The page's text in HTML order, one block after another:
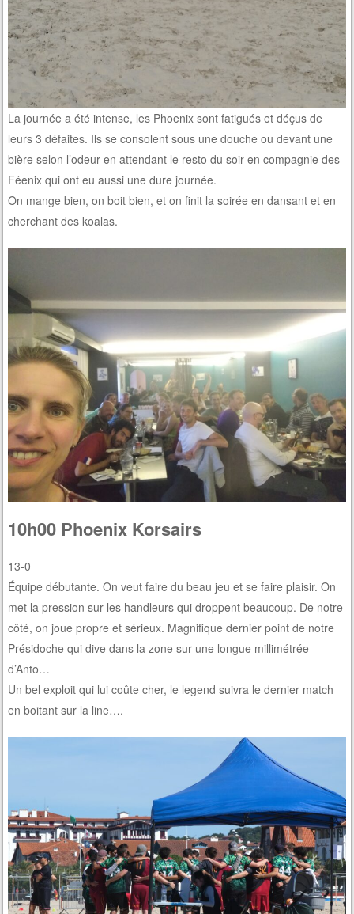
La journée a été intense, les Phoenix sont fatigués et déçus de
leurs 3 défaites. Ils se consolent sous une douche ou devant une
bière selon l’odeur en attendant le resto du soir en compagnie des
Féenix qui ont eu aussi une dure journée.
On mange bien, on boit bien, et on finit la soirée en dansant et en
cherchant des koalas.
10h00 Phoenix Korsairs
13-0
Équipe débutante. On veut faire du beau jeu et se faire plaisir. On
met la pression sur les handleurs qui droppent beaucoup. De notre
côté, on joue propre et sérieux. Magnifique dernier point de notre
Présidoche qui dive dans la zone sur une longue millimétrée
d’Anto…
Un bel exploit qui lui coûte cher, le legend suivra le dernier match
en boitant sur la line….